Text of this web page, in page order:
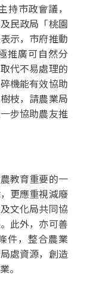
市政會議，
民政局「桃園
示，市府推動
推廣可自然分
代不易處理的
機能有效協助
枝，請農業局
步協助農友推
教育重要的一
更應重視減廢
文化局共同協
此外，亦可善
件，整合農業
處資源，創造
。